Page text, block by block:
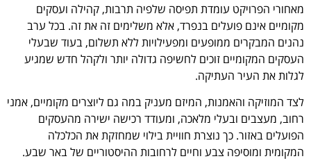
מאחורי הפרויקט עומדת תפיסה שלפיה תרבות, קהילה ועסקים
מקומיים אינם פועלים בנפרד, אלא משלימים זה את זה. בכל ערב
נהנים המבקרים ממופעים ומפעילויות ללא תשלום, בעוד שבעלי
העסקים המקומיים זוכים לחשיפה גדולה יותר ולקהל חדש שמגיע
לגלות את העיר העתיקה.
לצד המוזיקה והאמנות, המיזם מעניק במה גם ליוצרים מקומיים, אמני
רחוב, מעצבים ובעלי מלאכה, ומעודד רכישה ישירה מהעסקים
הפועלים באזור. כך נוצרת חוויית בילוי שמחזקת את הכלכלה
המקומית ומוסיפה צבע וחיים לרחובות ההיסטוריים של באר שבע.